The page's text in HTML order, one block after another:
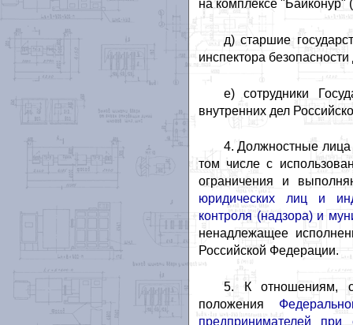
на комплексе "Байконур"
д) старшие
инспектора
е) сотрудники
внутренних дел
4. Должностные лица
том числе с
ограничения и
юридических лиц и
контроля (надзора) и
ненадлежащее
Российской Федерации.
5. К отношениям,
положения
предпринимателей при